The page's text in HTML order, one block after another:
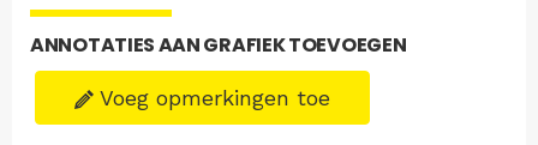
ANNOTATIES AAN GRAFIEK TOEVOEGEN
Voeg opmerkingen toe